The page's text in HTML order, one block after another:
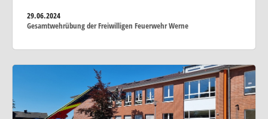
29.06.2024
Gesamtwehrübung der Freiwilligen Feuerwehr Werne